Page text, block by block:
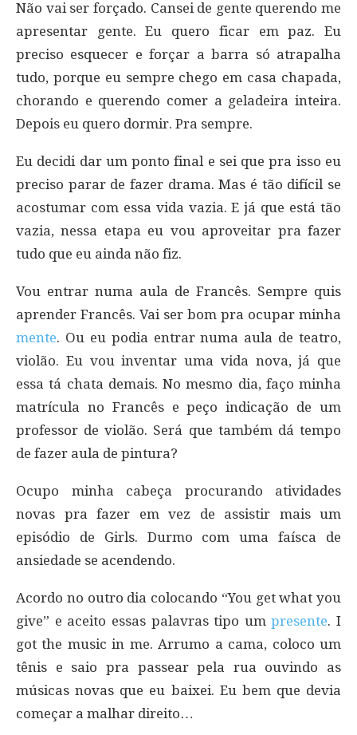
Não vai ser forçado. Cansei de gente querendo me
apresentar gente. Eu quero ficar em paz. Eu
preciso esquecer e forçar a barra só atrapalha
tudo, porque eu sempre chego em casa chapada,
chorando e querendo comer a geladeira inteira.
Depois eu quero dormir. Pra sempre.
Eu decidi dar um ponto final e sei que pra isso eu
preciso parar de fazer drama. Mas é tão difícil se
acostumar com essa vida vazia. E já que está tão
vazia, nessa etapa eu vou aproveitar pra fazer
tudo que eu ainda não fiz.
Vou entrar numa aula de Francês. Sempre quis
aprender Francês. Vai ser bom pra ocupar minha
mente. Ou eu podia entrar numa aula de teatro,
violão. Eu vou inventar uma vida nova, já que
essa tá chata demais. No mesmo dia, faço minha
matrícula no Francês e peço indicação de um
professor de violão. Será que também dá tempo
de fazer aula de pintura?
Ocupo minha cabeça procurando atividades
novas pra fazer em vez de assistir mais um
episódio de Girls. Durmo com uma faísca de
ansiedade se acendendo.
Acordo no outro dia colocando “You get what you
give” e aceito essas palavras tipo umpresente. I
got the music in me. Arrumo a cama, coloco um
tênis e saio pra passear pela rua ouvindo as
músicas novas que eu baixei. Eu bem que devia
começar a malhar direito…